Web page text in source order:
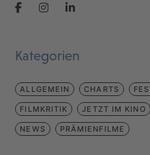
Kategorien
ALLGEMEIN CHARTS
FILMKRITIK JETZT IM KINO
NEWS PRÄMIENFILME